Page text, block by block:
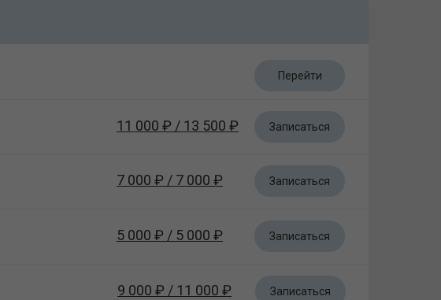
9 000 ₽ / 11 000 ₽ Записаться
5 000 ₽ / 5 000 ₽ Записаться
7 000 ₽ / 7 000 ₽ Записаться
11 000 ₽ / 13 500 ₽ Записаться
Перейти